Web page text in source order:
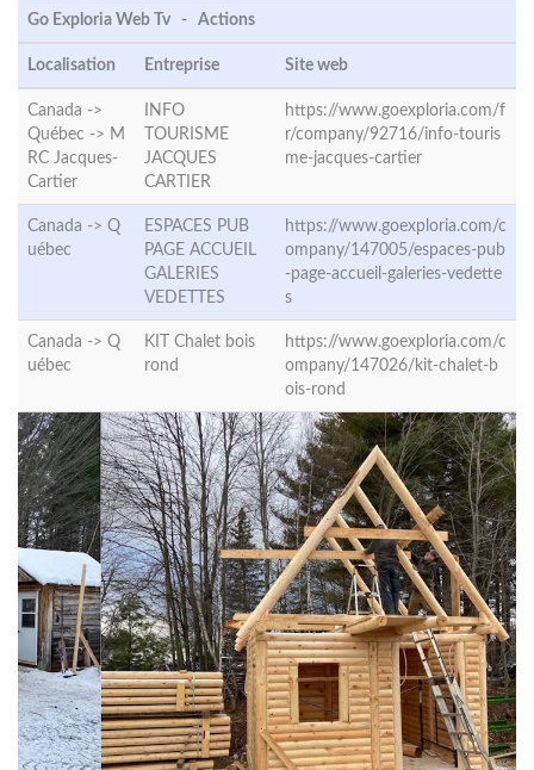
Go Exploria Web Tv - Actions
Localisation Entreprise Site web
Canada ->
Québec -> M
RC Jacques-
Cartier
INFO
TOURISME
JACQUES
CARTIER
https://www.goexploria.com/f
r/company/92716/info-touris
me-jacques-cartier
Canada -> Q
uébec
ESPACES PUB
PAGE ACCUEIL
GALERIES
VEDETTES
https://www.goexploria.com/c
ompany/147005/espaces-pub
-page-accueil-galeries-vedette
s
Canada -> Q
uébec
KIT Chalet bois
rond
https://www.goexploria.com/c
ompany/147026/kit-chalet-b
ois-rond